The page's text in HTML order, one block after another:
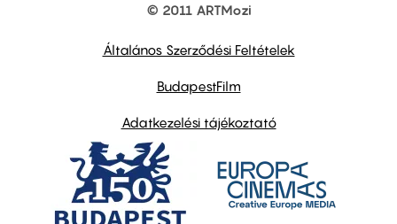
© 2011 ARTMozi
Általános Szerződési Feltételek
BudapestFilm
Adatkezelési tájékoztató